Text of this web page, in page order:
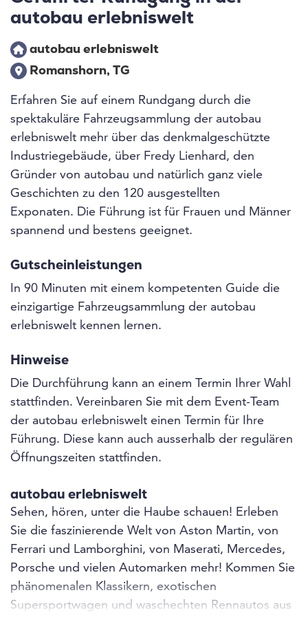
autobau erlebniswelt
autobau erlebniswelt
Romanshorn, TG
Erfahren Sie auf einem Rundgang durch die
spektakuläre Fahrzeugsammlung der autobau
erlebniswelt mehr über das denkmalgeschützte
Industriegebäude, über Fredy Lienhard, den
Gründer von autobau und natürlich ganz viele
Geschichten zu den 120 ausgestellten
Exponaten. Die Führung ist für Frauen und Männer
spannend und bestens geeignet.
Gutscheinleistungen
In 90 Minuten mit einem kompetenten Guide die
einzigartige Fahrzeugsammlung der autobau
erlebniswelt kennen lernen.
Hinweise
Die Durchführung kann an einem Termin Ihrer Wahl
stattfinden. Vereinbaren Sie mit dem Event-Team
der autobau erlebniswelt einen Termin für Ihre
Führung. Diese kann auch ausserhalb der regulären
Öffnungszeiten stattfinden.
autobau erlebniswelt
Sehen, hören, unter die Haube schauen! Erleben
Sie die faszinierende Welt von Aston Martin, von
Ferrari und Lamborghini, von Maserati, Mercedes,
Porsche und vielen Automarken mehr! Kommen Sie
phänomenalen Klassikern, exotischen
Supersportwagen und waschechten Rennautos aus